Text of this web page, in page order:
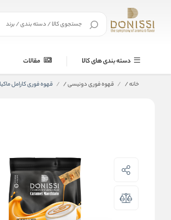
دسته بندی های کالا مقالات
خانه/ قهوه فوری دونیسی/ قهوه فوری کارامل